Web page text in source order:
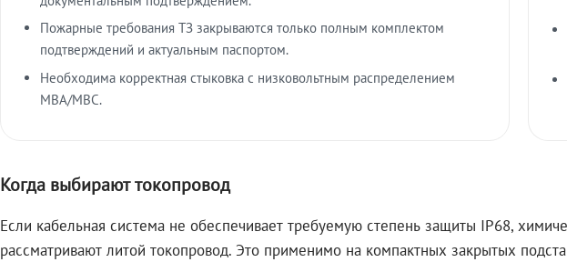
Пожарные требования ТЗ закрываются только полным комплектом
подтверждений и актуальным паспортом.
Необходима корректная стыковка с низковольтным распределением
МВА/МВС.
Когда выбирают токопровод
Если кабельная система не обеспечивает требуемую степень защиты IP68,
рассматривают литой токопровод. Это применимо на компактных закрытых